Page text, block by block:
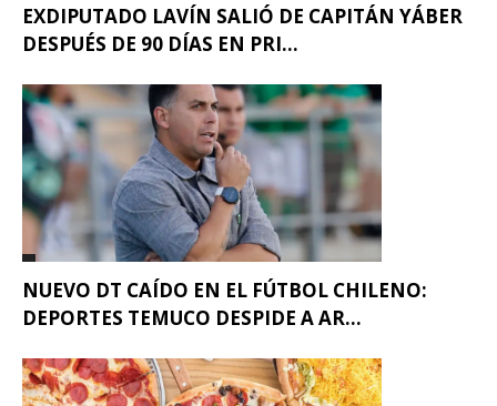
EXDIPUTADO LAVÍN SALIÓ DE CAPITÁN YÁBER
DESPUÉS DE 90 DÍAS EN PRI...
NUEVO DT CAÍDO EN EL FÚTBOL CHILENO:
DEPORTES TEMUCO DESPIDE A AR...